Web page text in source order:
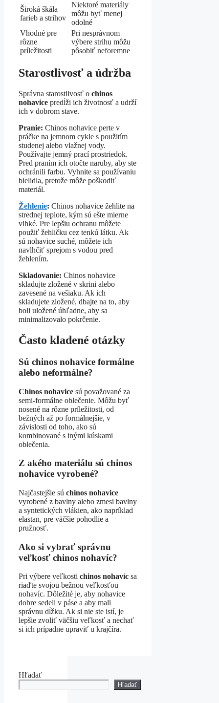
Široká škála
farieb a strihov
Niektoré materiály
môžu byť menej
odolné
Vhodné pre
rôzne
príležitosti
Pri nesprávnom
výbere strihu môžu
pôsobiť neforemne
Starostlivosť a údržba
Správna starostlivosť o chinos
nohavice predĺži ich životnosť a udrží
ich v dobrom stave.
Pranie: Chinos nohavice perte v
práčke na jemnom cykle s použitím
studenej alebo vlažnej vody.
Používajte jemný prací prostriedok.
Pred praním ich otočte naruby, aby ste
ochránili farbu. Vyhnite sa používaniu
bielidla, pretože môže poškodiť
materiál.
Žehlenie: Chinos nohavice žehlite na
strednej teplote, kým sú ešte mierne
vlhké. Pre lepšiu ochranu môžete
použiť žehličku cez tenkú látku. Ak
sú nohavice suché, môžete ich
navlhčiť sprejom s vodou pred
žehlením.
Skladovanie: Chinos nohavice
skladujte zložené v skrini alebo
zavesené na vešiaku. Ak ich
skladujete zložené, dbajte na to, aby
boli uložené úhľadne, aby sa
minimalizovalo pokrčenie.
Často kladené otázky
Sú chinos nohavice formálne
alebo neformálne?
Chinos nohavice sú považované za
semi-formálne oblečenie. Môžu byť
nosené na rôzne príležitosti, od
bežných až po formálnejšie, v
závislosti od toho, ako sú
kombinované s inými kúskami
oblečenia.
Z akého materiálu sú chinos
nohavice vyrobené?
Najčastejšie sú chinos nohavice
vyrobené z bavlny alebo zmesi bavlny
a syntetických vlákien, ako napríklad
elastan, pre väčšie pohodlie a
pružnosť.
Ako si vybrať správnu
veľkosť chinos nohavíc?
Pri výbere veľkosti chinos nohavíc sa
riaďte svojou bežnou veľkosťou
nohavíc. Dôležité je, aby nohavice
dobre sedeli v páse a aby mali
správnu dĺžku. Ak si nie ste istí, je
lepšie zvoliť väčšiu veľkosť a nechať
si ich prípadne upraviť u krajčíra.
Hľadať
Hľadať